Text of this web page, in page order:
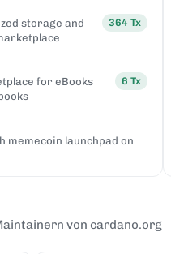
storage and
364 Tx
for eBooks
6 Tx
memecoin launchpad on
von cardano.org